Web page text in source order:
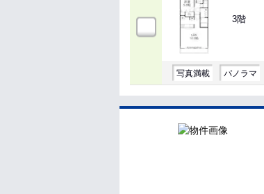
3階
写真満載 パノラマ